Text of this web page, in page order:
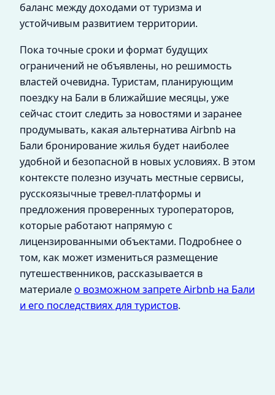
баланс между доходами от туризма и
устойчивым развитием территории.
Пока точные сроки и формат будущих
ограничений не объявлены, но решимость
властей очевидна. Туристам, планирующим
поездку на Бали в ближайшие месяцы, уже
сейчас стоит следить за новостями и заранее
продумывать, какая альтернатива Airbnb на
Бали бронирование жилья будет наиболее
удобной и безопасной в новых условиях. В этом
контексте полезно изучать местные сервисы,
русскоязычные тревел-платформы и
предложения проверенных туроператоров,
которые работают напрямую с
лицензированными объектами. Подробнее о
том, как может измениться размещение
путешественников, рассказывается в
материале о возможном запрете Airbnb на Бали
и его последствиях для туристов.